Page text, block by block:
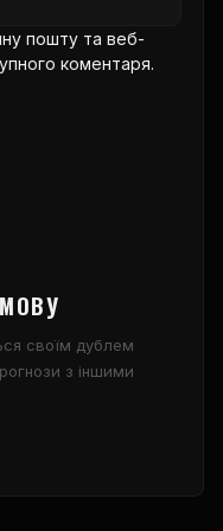
пошту та веб-
коментаря.
своїм дублем
з іншими